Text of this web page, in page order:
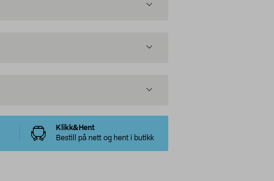
Klikk&Hent
Bestill på nett og hent i butikk